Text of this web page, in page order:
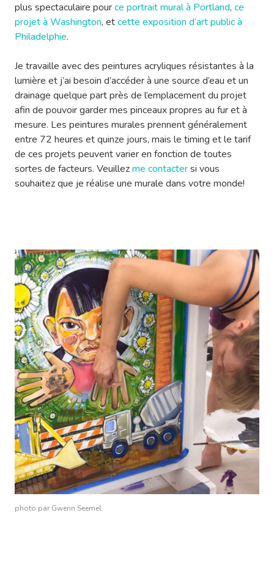
plus spectaculaire pource portrait mural à Portland, ce
projet à Washington, etcette exposition d’art public à
Philadelphie.
Je travaille avec des peintures acryliques résistantes à la
lumière et j’ai besoin d’accéder à une source d’eau et un
drainage quelque part près de l’emplacement du projet
afin de pouvoir garder mes pinceaux propres au fur et à
mesure. Les peintures murales prennent généralement
entre 72 heures et quinze jours, mais le timing et le tarif
de ces projets peuvent varier en fonction de toutes
sortes de facteurs. Veuillezme contactersi vous
souhaitez que je réalise une murale dans votre monde!
photo par Gwenn Seemel